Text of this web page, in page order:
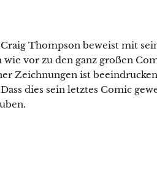
Thompson beweist mit
wie vor zu den ganz großen
Zeichnungen ist
dies sein letztes Comic